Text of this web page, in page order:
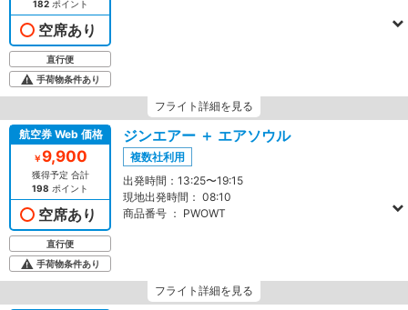
182ポイント
空席あり
直行便
手荷物条件あり
フライト詳細を見る
航空券 Web 価格
￥9,900
獲得予定 合計
198 ポイント
空席あり
直行便
手荷物条件あり
ジンエアー ＋ エアソウル
複数社利用
出発時間： 13:25〜19:15
現地出発時間： 08:10
商品番号 ： PWOWT
フライト詳細を見る